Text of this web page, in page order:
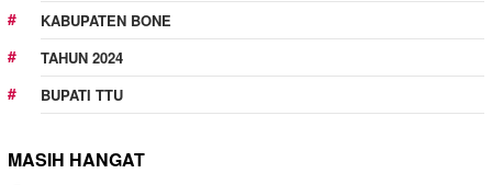
KABUPATEN BONE
TAHUN 2024
BUPATI TTU
MASIH HANGAT